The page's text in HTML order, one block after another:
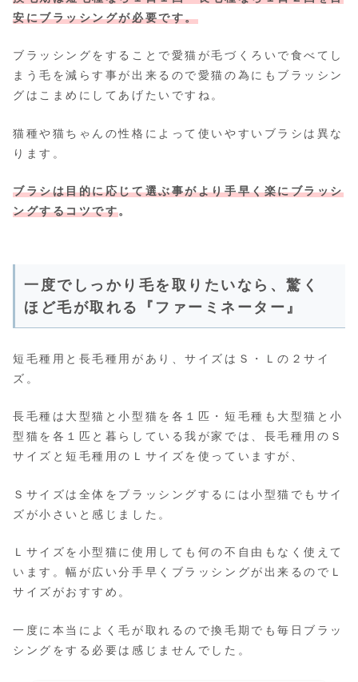
安にブラッシングが必要です。
ブラッシングをすることで愛猫が毛づくろいで食べてし
まう毛を減らす事が出来るので愛猫の為にもブラッシン
グはこまめにしてあげたいですね。
猫種や猫ちゃんの性格によって使いやすいブラシは異な
ります。
ブラシは目的に応じて選ぶ事がより手早く楽にブラッシ
ングするコツです。
一度でしっかり毛を取りたいなら、驚く
ほど毛が取れる『ファーミネーター』
短毛種用と長毛種用があり、サイズはＳ・Ｌの２サイ
ズ。
長毛種は大型猫と小型猫を各１匹・短毛種も大型猫と小
型猫を各１匹と暮らしている我が家では、長毛種用のＳ
サイズと短毛種用のＬサイズを使っていますが、
Ｓサイズは全体をブラッシングするには小型猫でもサイ
ズが小さいと感じました。
Ｌサイズを小型猫に使用しても何の不自由もなく使えて
います。幅が広い分手早くブラッシングが出来るのでＬ
サイズがおすすめ。
一度に本当によく毛が取れるので換毛期でも毎日ブラッ
シングをする必要は感じませんでした。